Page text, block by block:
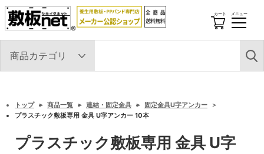
カート メニュー
開
る
トップ 商品一覧 連結・固定金具
固定金具U字アンカー
プラスチック敷板専用 金具 U字アンカー 10本
プラスチック敷板専用 金具 U字